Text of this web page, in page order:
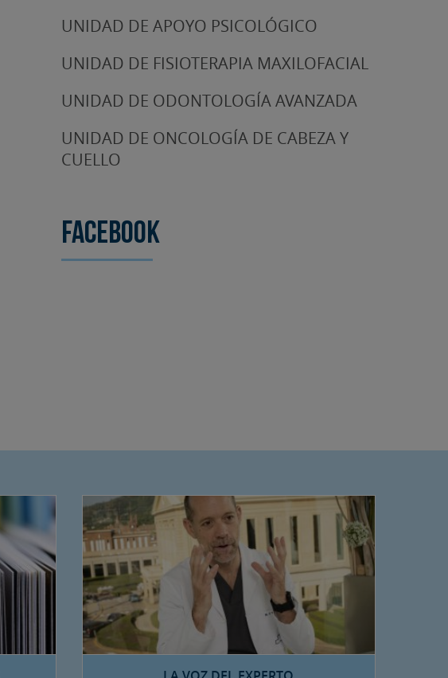
UNIDAD DE APOYO PSICOLÓGICO
UNIDAD DE FISIOTERAPIA MAXILOFACIAL
UNIDAD DE ODONTOLOGÍA AVANZADA
UNIDAD DE ONCOLOGÍA DE CABEZA Y
CUELLO
Facebook